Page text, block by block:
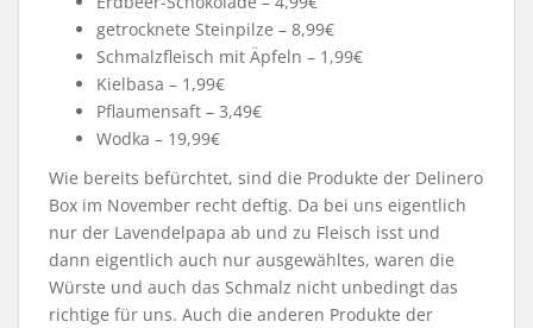
getrocknete Steinpilze – 8,99€
Schmalzfleisch mit Äpfeln – 1,99€
Kielbasa – 1,99€
Pflaumensaft – 3,49€
Wodka – 19,99€
Wie bereits befürchtet, sind die Produkte der Delinero
Box im November recht deftig. Da bei uns eigentlich
nur der Lavendelpapa ab und zu Fleisch isst und
dann eigentlich auch nur ausgewähltes, waren die
Würste und auch das Schmalz nicht unbedingt das
richtige für uns. Auch die anderen Produkte der